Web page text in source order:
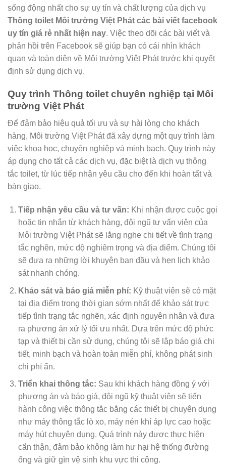
sống động nhất cho sự uy tín và chất lượng của dịch vụ
Thông toilet Môi trường Việt Phát các bài viết facebook
uy tín giá rẻ nhất hiện nay. Việc theo dõi các bài viết và
phản hồi trên Facebook sẽ giúp bạn có cái nhìn khách
quan và toàn diện về Môi trường Việt Phát trước khi quyết
định sử dụng dịch vụ.
Quy trình Thông toilet chuyên nghiệp tại Môi
trường Việt Phát
Để đảm bảo hiệu quả tối ưu và sự hài lòng cho khách
hàng, Môi trường Việt Phát đã xây dựng một quy trình làm
việc khoa học, chuyên nghiệp và minh bạch. Quy trình này
áp dụng cho tất cả các dịch vụ, đặc biệt là dịch vụ thông
tắc toilet, từ lúc tiếp nhận yêu cầu cho đến khi hoàn tất và
bàn giao.
Tiếp nhận yêu cầu và tư vấn: Khi nhận được cuộc gọi
hoặc tin nhắn từ khách hàng, đội ngũ tư vấn viên của
Môi trường Việt Phát sẽ lắng nghe chi tiết về tình trạng
tắc nghẽn, mức độ nghiêm trọng và địa điểm. Chúng tôi
sẽ đưa ra những lời khuyên ban đầu và hẹn lịch khảo
sát nhanh chóng.
Khảo sát và báo giá miễn phí: Kỹ thuật viên sẽ có mặt
tại địa điểm trong thời gian sớm nhất để khảo sát trực
tiếp tình trạng tắc nghẽn, xác định nguyên nhân và đưa
ra phương án xử lý tối ưu nhất. Dựa trên mức độ phức
tạp và thiết bị cần sử dụng, chúng tôi sẽ lập báo giá chi
tiết, minh bạch và hoàn toàn miễn phí, không phát sinh
chi phí ẩn.
Triển khai thông tắc: Sau khi khách hàng đồng ý với
phương án và báo giá, đội ngũ kỹ thuật viên sẽ tiến
hành công việc thông tắc bằng các thiết bị chuyên dụng
như máy thông tắc lò xo, máy nén khí áp lực cao hoặc
máy hút chuyên dụng. Quá trình này được thực hiện
cẩn thận, đảm bảo không làm hư hại hệ thống đường
ống và giữ gìn vệ sinh khu vực thi công.